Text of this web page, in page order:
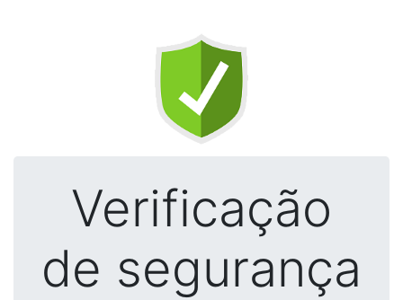
Verificação
de segurança